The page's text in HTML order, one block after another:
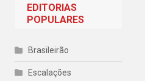
EDITORIAS
POPULARES
Brasileirão
Escalações